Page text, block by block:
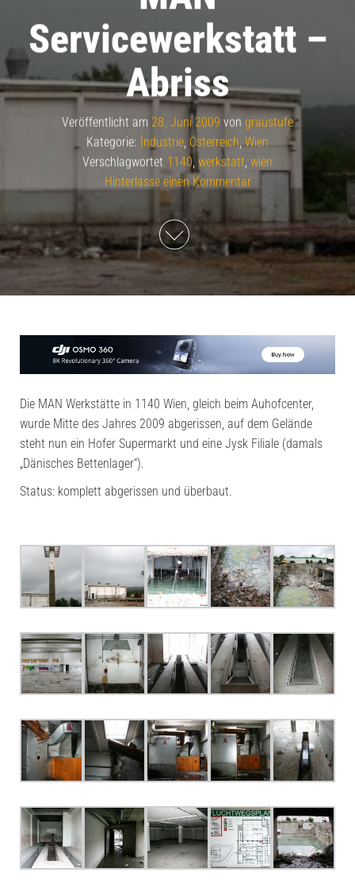
Servicewerkstatt –
Abriss
Veröffentlicht am 28. Juni 2009 von graustufe
Kategorie: Industrie, Österreich, Wien
Verschlagwortet 1140, werkstatt, wien
Hinterlasse einen Kommentar
Die MAN Werkstätte in 1140 Wien, gleich beim Auhofcenter,
wurde Mitte des Jahres 2009 abgerissen, auf dem Gelände
steht nun ein Hofer Supermarkt und eine Jysk Filiale (damals
„Dänisches Bettenlager“).
Status: komplett abgerissen und überbaut.